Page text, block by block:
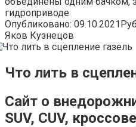
гидроприводе
Опубликовано: 09.10.2021
Яков Кузнецов
Что лить в
Сайт о
SUV, CUV,